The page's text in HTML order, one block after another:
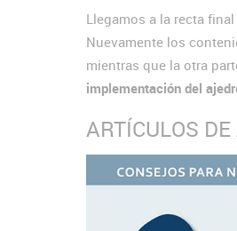
Llegamos a la recta
Nuevamente los
mientras que la otra
implementación del
ARTÍCULOS